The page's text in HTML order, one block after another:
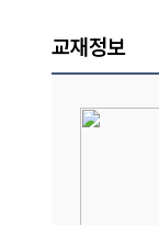
교재정보